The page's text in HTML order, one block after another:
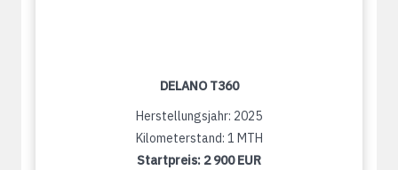
DELANO T360
Herstellungsjahr: 2025
Kilometerstand: 1 MTH
Startpreis: 2 900 EUR